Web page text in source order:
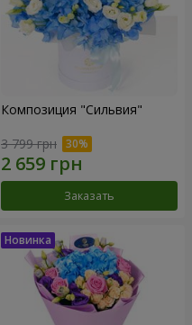
Композиция "Сильвия"
3 799 грн
Заказать